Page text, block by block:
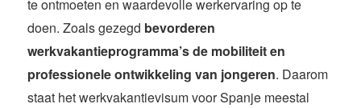
te ontmoeten en waardevolle werkervaring op te
doen. Zoals gezegd bevorderen
werkvakantieprogramma’s de mobiliteit en
professionele ontwikkeling van jongeren. Daarom
staat het werkvakantievisum voor Spanje meestal